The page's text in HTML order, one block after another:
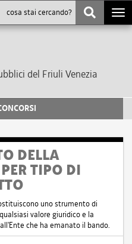
del Friuli Venezia
DELLA
TIPO DI
uno strumento di
valore giuridico e la
che ha emanato il bando.